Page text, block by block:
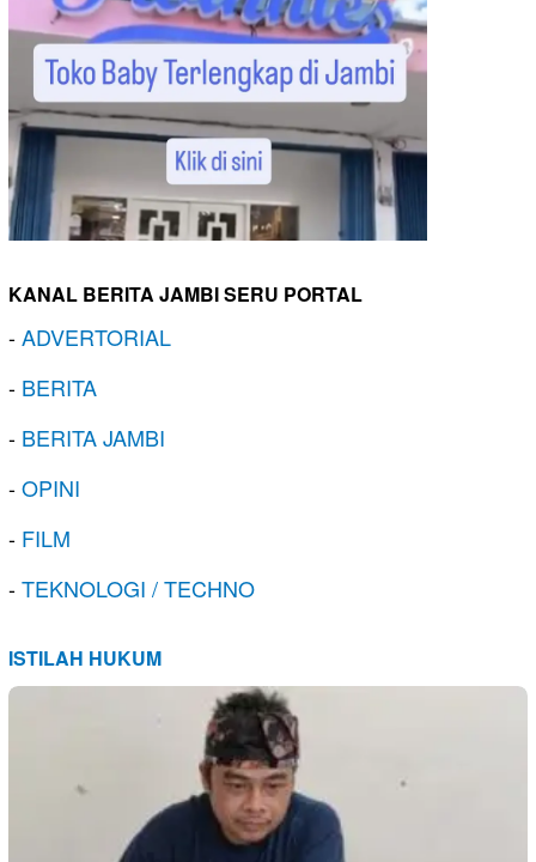
KANAL BERITA JAMBI SERU PORTAL
-ADVERTORIAL
- BERITA
- BERITA JAMBI
-OPINI
- FILM
-TEKNOLOGI / TECHNO
ISTILAH HUKUM